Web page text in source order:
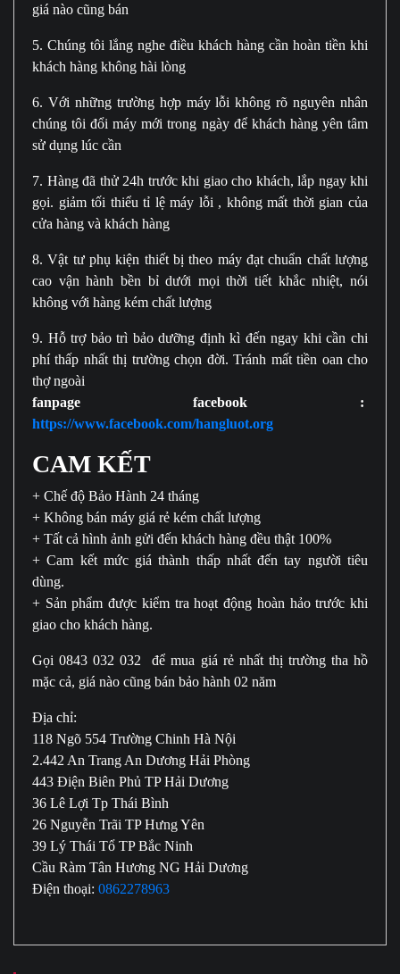
giá nào cũng bán
5. Chúng tôi lắng nghe điều khách hàng cần hoàn tiền khi
khách hàng không hài lòng
6. Với những trường hợp máy lỗi không rõ nguyên nhân
chúng tôi đổi máy mới trong ngày để khách hàng yên tâm
sử dụng lúc cần
7. Hàng đã thử 24h trước khi giao cho khách, lắp ngay khi
gọi. giảm tối thiểu tỉ lệ máy lỗi , không mất thời gian của
cửa hàng và khách hàng
8. Vật tư phụ kiện thiết bị theo máy đạt chuẩn chất lượng
cao vận hành bền bỉ dưới mọi thời tiết khắc nhiệt, nói
không với hàng kém chất lượng
9. Hỗ trợ bảo trì bảo dưỡng định kì đến ngay khi cần chi
phí thấp nhất thị trường chọn đời. Tránh mất tiền oan cho
thợ ngoài
fanpage facebook :
https://www.facebook.com/hangluot.org
CAM KẾT
+ Chế độ Bảo Hành 24 tháng
+ Không bán máy giá rẻ kém chất lượng
+ Tất cả hình ảnh gửi đến khách hàng đều thật 100%
+ Cam kết mức giá thành thấp nhất đến tay người tiêu
dùng.
+ Sản phẩm được kiểm tra hoạt động hoàn hảo trước khi
giao cho khách hàng.
Gọi 0843 032 032 để mua giá rẻ nhất thị trường tha hồ
mặc cả, giá nào cũng bán bảo hành 02 năm
Địa chỉ:
118 Ngõ 554 Trường Chinh Hà Nội
2.442 An Trang An Dương Hải Phòng
443 Điện Biên Phủ TP Hải Dương
36 Lê Lợi Tp Thái Bình
26 Nguyễn Trãi TP Hưng Yên
39 Lý Thái Tổ TP Bắc Ninh
Cầu Ràm Tân Hương NG Hải Dương
Điện thoại: 0862278963